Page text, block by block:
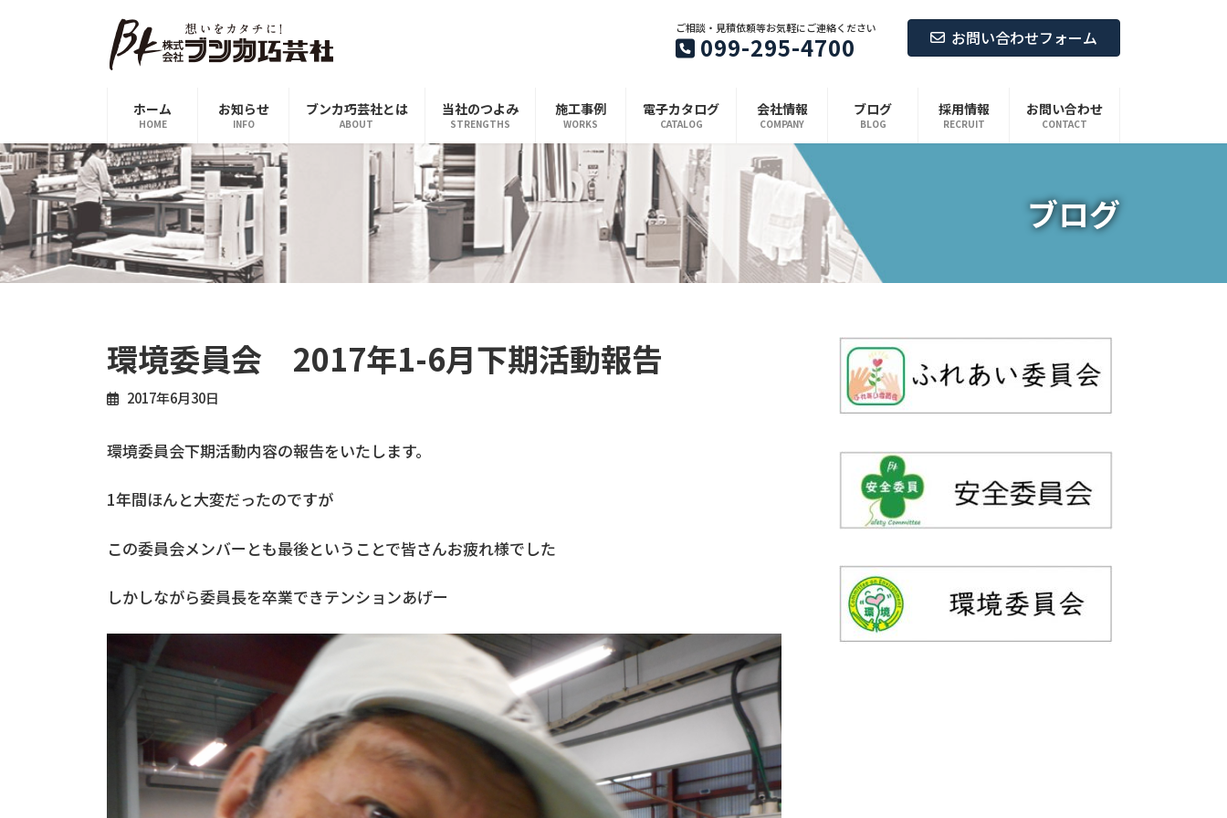
ス
キ
ッ
プ
ン
に
移
動
ご相談・見積依頼等お気軽にご連絡ください
099-295-4700 お問い合わせフォーム
ホーム
HOME
お知らせ
INFO
ブンカ巧芸社とは
ABOUT
当社のつよみ
STRENGTHS
施工事例
WORKS
電子カタログ
CATALOG
会社情報
COMPANY
ブログ
BLOG
採用情報
RECRUIT
お問い合わせ
CONTACT
ブログ
環境委員会 2017年1-6月下期活動報告
2017年6月30日
環境委員会下期活動内容の報告をいたします。
1年間ほんと大変だったのですが
この委員会メンバーとも最後ということで皆さんお疲れ様でした
しかしながら委員長を卒業できテンションあげー